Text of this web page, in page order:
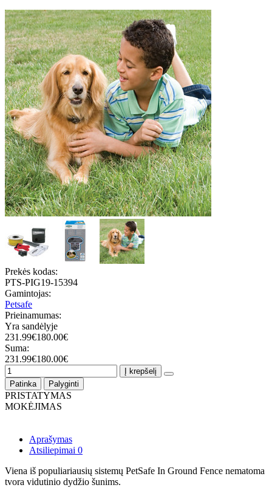
Prekės kodas:
PTS-PIG19-15394
Gamintojas:
Petsafe
Prieinamumas:
Yra sandėlyje
231.99€180.00€
Suma:
231.99€180.00€
Į krepšelį
Patinka
Palyginti
PRISTATYMAS
MOKĖJIMAS
Aprašymas
Atsiliepimai 0
Viena iš populiariausių sistemų PetSafe In Ground Fence nematoma
tvora vidutinio dydžio šunims.